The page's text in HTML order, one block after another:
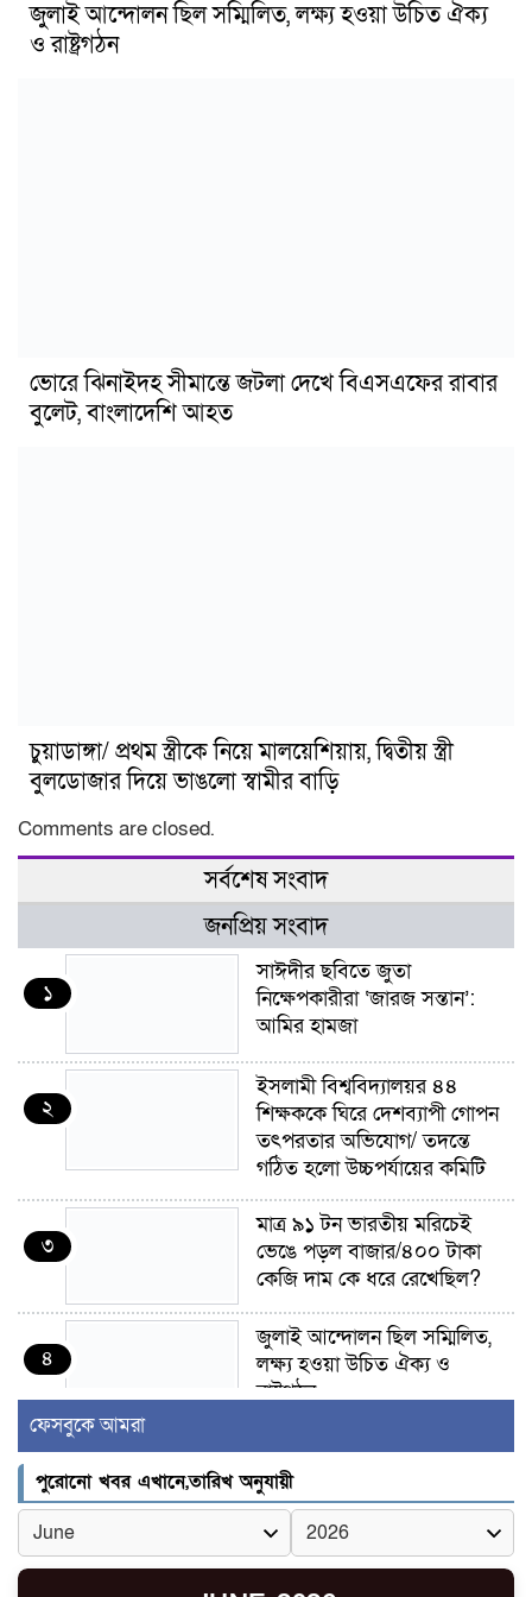
জুলাই আন্দোলন ছিল সম্মিলিত, লক্ষ্য হওয়া উচিত ঐক্য
ও রাষ্ট্রগঠন
ভোরে ঝিনাইদহ সীমান্তে জটলা দেখে বিএসএফের রাবার
বুলেট, বাংলাদেশি আহত
চুয়াডাঙ্গা/ প্রথম স্ত্রীকে নিয়ে মালয়েশিয়ায়, দ্বিতীয় স্ত্রী
বুলডোজার দিয়ে ভাঙলো স্বামীর বাড়ি
Comments are closed.
সর্বশেষ সংবাদ
জনপ্রিয় সংবাদ
১
সাঈদীর ছবিতে জুতা
নিক্ষেপকারীরা ‘জারজ সন্তান’:
আমির হামজা
২
ইসলামী বিশ্ববিদ্যালয়র ৪৪
শিক্ষককে ঘিরে দেশব্যাপী গোপন
তৎপরতার অভিযোগ/ তদন্তে
গঠিত হলো উচ্চপর্যায়ের কমিটি
৩
মাত্র ৯১ টন ভারতীয় মরিচেই
ভেঙে পড়ল বাজার/৪০০ টাকা
কেজি দাম কে ধরে রেখেছিল?
৪
জুলাই আন্দোলন ছিল সম্মিলিত,
লক্ষ্য হওয়া উচিত ঐক্য ও
রাষ্ট্রগঠন
৫
ভোরে ঝিনাইদহ সীমান্তে জটলা
দেখে বিএসএফের রাবার বুলেট,
বাংলাদেশি আহত
চুয়াডাঙ্গা/ প্রথম স্ত্রীকে নিয়ে
ফেসবুকে আমরা
পুরোনো খবর এখানে,তারিখ অনুযায়ী